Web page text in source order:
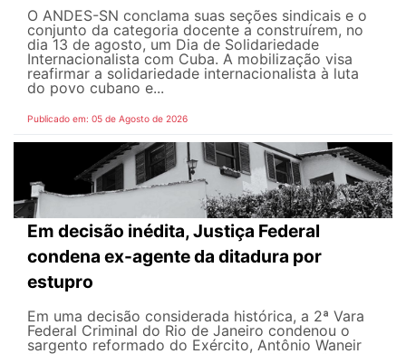
O ANDES-SN conclama suas seções sindicais e o
conjunto da categoria docente a construírem, no
dia 13 de agosto, um Dia de Solidariedade
Internacionalista com Cuba. A mobilização visa
reafirmar a solidariedade internacionalista à luta
do povo cubano e...
Publicado em: 05 de Agosto de 2026
Em decisão inédita, Justiça Federal
condena ex-agente da ditadura por
estupro
Em uma decisão considerada histórica, a 2ª Vara
Federal Criminal do Rio de Janeiro condenou o
sargento reformado do Exército, Antônio Waneir